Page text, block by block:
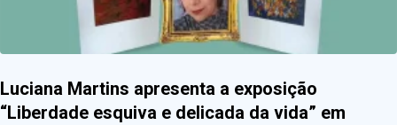
Luciana Martins apresenta a exposição
“Liberdade esquiva e delicada da vida” em